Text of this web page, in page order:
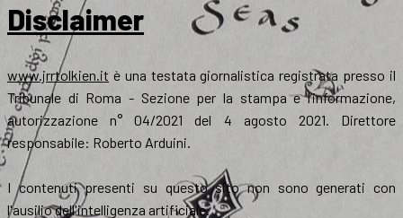
Disclaimer
www.jrrtolkien.it è una testata giornalistica registrata presso il
Tribunale di Roma - Sezione per la stampa e l’informazione,
autorizzazione n° 04/2021 del 4 agosto 2021. Direttore
responsabile: Roberto Arduini.
I contenuti presenti su questo sito non sono generati con
l'ausilio dell'intelligenza artificiale.